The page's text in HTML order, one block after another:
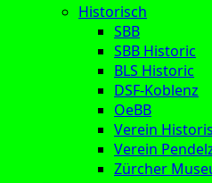
Historisch
SBB
SBB Historic
BLS Historic
DSF-Koblenz
OeBB
Verein
Verein
Zürcher